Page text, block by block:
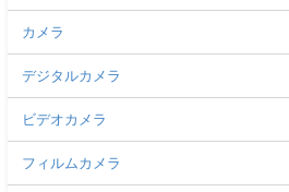
カメラ
デジタルカメラ
ビデオカメラ
フィルムカメラ